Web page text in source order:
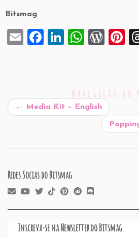
Bitsmag
EmailFacebook
LinkedIn
Navegação do
← Media Kit – English
Redes Socias do Bitsmag
Inscreva-se na Newsletter do Bitsmag